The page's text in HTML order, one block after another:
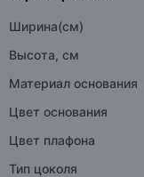
Ширина(см)
Высота, см
Материал основания
Цвет основания
Цвет плафона
Тип цоколя